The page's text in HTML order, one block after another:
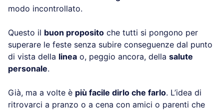
modo incontrollato.
Questo il buon proposito che tutti si pongono per
superare le feste senza subire conseguenze dal punto
di vista della linea o, peggio ancora, della salute
personale.
Già, ma a volte è più facile dirlo che farlo. L’idea di
ritrovarci a pranzo o a cena con amici o parenti che